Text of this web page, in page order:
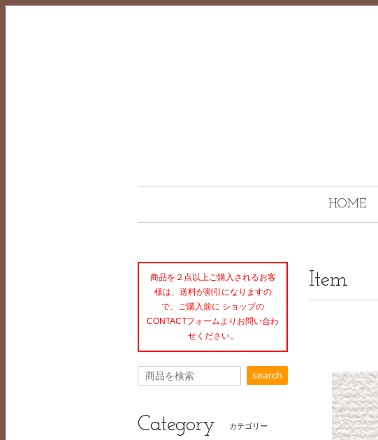
HOME
Item
商品を２点以上ご購入されるお客
様は、送料が割引になりますの
で、ご購入前に ショップの
CONTACTフォームよりお問い合わ
せください。
search
Category カテゴリー